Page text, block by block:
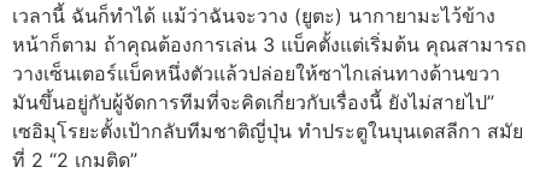
เวลานี้ ฉันก็ทำได้ แม้ว่าฉันจะวาง (ยูตะ) นากายามะไว้ข้าง
หน้าก็ตาม ถ้าคุณต้องการเล่น 3 แบ็คตั้งแต่เริ่มต้น คุณสามารถ
วางเซ็นเตอร์แบ็คหนึ่งตัวแล้วปล่อยให้ซาไกเล่นทางด้านขวา
มันขึ้นอยู่กับผู้จัดการทีมที่จะคิดเกี่ยวกับเรื่องนี้ ยังไม่สายไป”
เซอิมุโรยะตั้งเป้ากลับทีมชาติญี่ปุ่น ทำประตูในบุนเดสลีกา สมัย
ที่ 2 “2 เกมติด”